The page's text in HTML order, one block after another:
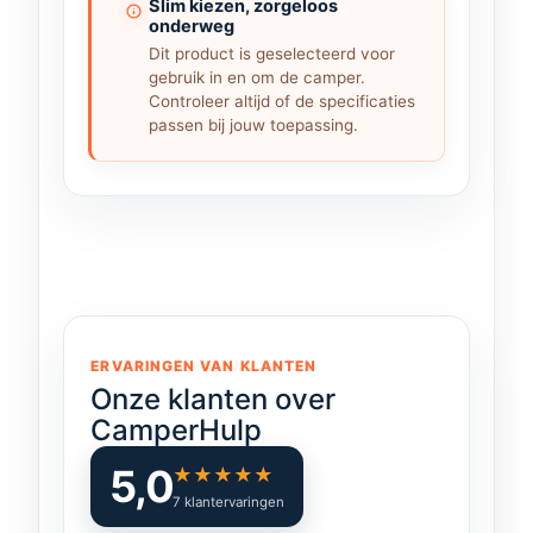
maximale veiligheid.
Slimme functies (PTS 230-25):
Deze uitvoering beschikt over een plug
Netspanning aanwezig → inverter uit
Dit bespaart energie, voorkomt
onnodig accuverbruik en verhoogt het
gebruiksgemak.
Daarnaast is handmatige bediening
Slim kiezen, zorgeloos
onderweg
Dit product is geselecteerd voor
gebruik in en om de camper.
Controleer altijd of de specificaties
passen bij jouw toepassing.
ERVARINGEN VAN KLANTEN
Onze klanten over
CamperHulp
5,0★ ★ ★ ★ ★
7 klantervaringen